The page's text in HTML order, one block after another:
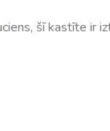
šī kastīte ir